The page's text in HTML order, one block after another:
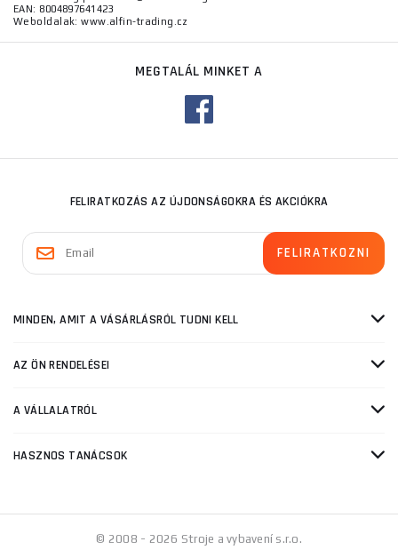
EAN: 8004897641423
Weboldalak: www.alfin-trading.cz
MEGTALÁL MINKET A
FELIRATKOZÁS AZ ÚJDONSÁGOKRA ÉS AKCIÓKRA
MINDEN, AMIT A VÁSÁRLÁSRÓL TUDNI KELL
AZ ÖN RENDELÉSEI
A VÁLLALATRÓL
HASZNOS TANÁCSOK
© 2008 - 2026 Stroje a vybavení s.r.o.